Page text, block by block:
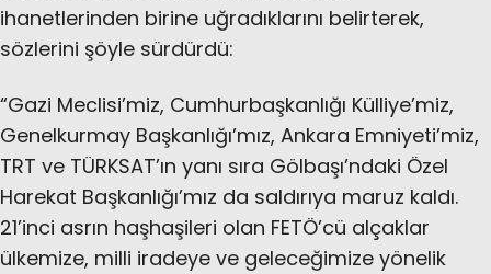
ihanetlerinden birine uğradıklarını belirterek,
sözlerini şöyle sürdürdü:
“Gazi Meclisi’miz, Cumhurbaşkanlığı Külliye’miz,
Genelkurmay Başkanlığı’mız, Ankara Emniyeti’miz,
TRT ve TÜRKSAT’ın yanı sıra Gölbaşı’ndaki Özel
Harekat Başkanlığı’mız da saldırıya maruz kaldı.
21’inci asrın haşhaşileri olan FETÖ’cü alçaklar
ülkemize, milli iradeye ve geleceğimize yönelik